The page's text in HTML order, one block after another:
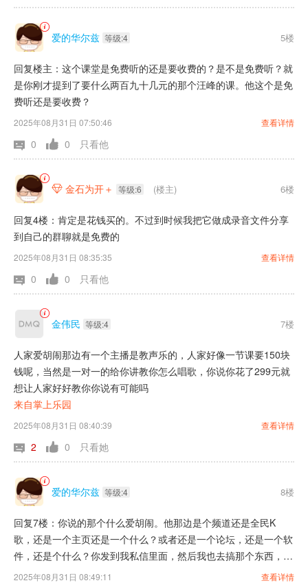
爱的华尔兹 等级:4 5楼
回复楼主：这个课堂是免费听的还是要收费的？是不是免费听？就
是你刚才提到了要什么两百九十几元的那个汪峰的课。他这个是免
费听还是要收费？
2025年08月31日 07:50:46 查看详情
0 0 只看他
 金石为开＋ 等级:6 (楼主) 6楼
回复4楼：肯定是花钱买的。不过到时候我把它做成录音文件分享
到自己的群聊就是免费的
2025年08月31日 08:35:35 查看详情
0 0 只看他
金伟民 等级:4 7楼
人家爱胡闹那边有一个主播是教声乐的，人家好像一节课要150块
钱呢，当然是一对一的给你讲教你怎么唱歌，你说你花了299元就
想让人家好好教你你说有可能吗
来自掌上乐园
2025年08月31日 08:40:39 查看详情
2 0 只看她
爱的华尔兹 等级:4 8楼
回复7楼：你说的那个什么爱胡闹。他那边是个频道还是全民K
歌，还是一个主页还是一个什么？或者还是一个论坛，还是一个软
件，还是个什么？你发到我私信里面，然后我也去搞那个东西，你
去听那个主播。这个讲课讲音乐课。到时候我也去听那个主播讲
2025年08月31日 08:49:11 查看详情